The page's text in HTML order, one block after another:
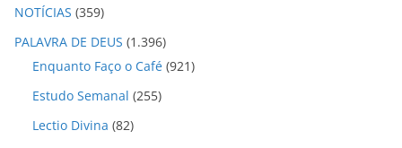
NOTÍCIAS (359)
PALAVRA DE DEUS (1.396)
Enquanto Faço o Café (921)
Estudo Semanal (255)
Lectio Divina (82)